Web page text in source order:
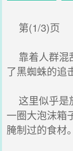
第(1/3)页
靠着人群混
了黑蜘蛛的追
这里似乎是
一圈大泡沫箱
腌制过的食材。